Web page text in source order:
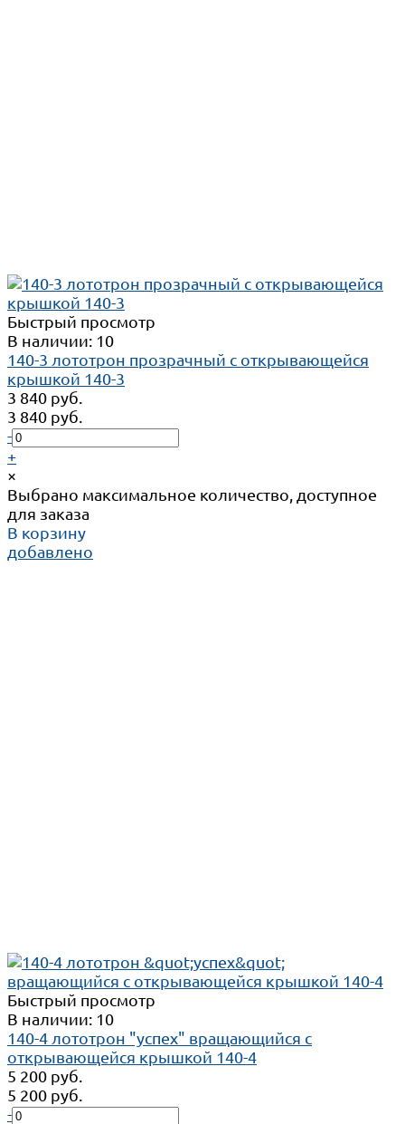
Быстрый просмотр
В наличии: 10
140-3 лототрон прозрачный с открывающейся
крышкой 140-3
3 840 руб.
3 840 руб.
-
+
×
Выбрано максимальное количество, доступное
для заказа
В корзину
добавлено
Быстрый просмотр
В наличии: 10
140-4 лототрон "успех" вращающийся с
открывающейся крышкой 140-4
5 200 руб.
5 200 руб.
-